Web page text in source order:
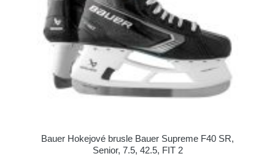
Bauer Hokejové brusle Bauer Supreme F40 SR,
Senior, 7.5, 42.5, FIT 2